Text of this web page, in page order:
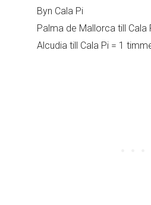
Byn Cala Pi
Palma de Mallorca till Cala
Alcudia till Cala Pi = 1